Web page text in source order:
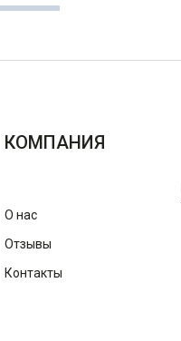
КОМПАНИЯ
О нас
Отзывы
Контакты